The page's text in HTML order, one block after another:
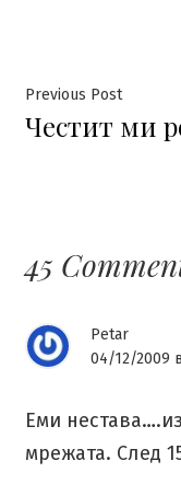
Навигация
Previous Post
post:
Честит ми
45
Petar
04/12/2009
Еми
мрежата. След